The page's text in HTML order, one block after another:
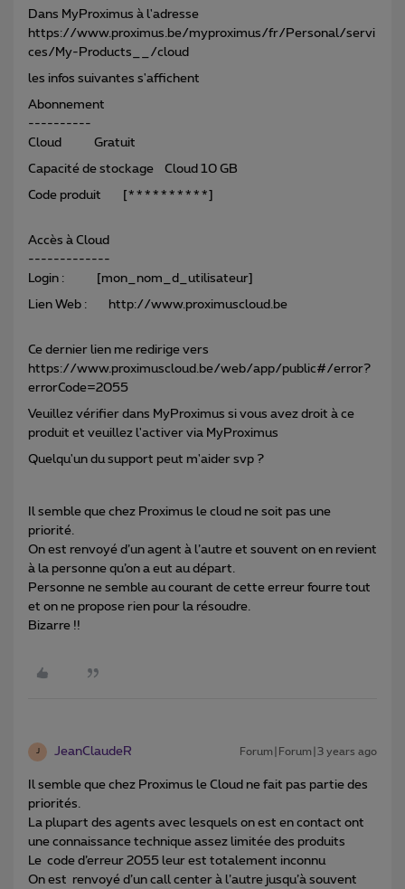
Dans MyProximus à l'adresse
https://www.proximus.be/myproximus/fr/Personal/servi
ces/My-Products__/cloud
les infos suivantes s'affichent
Abonnement
----------
Cloud Gratuit
Capacité de stockage Cloud 10 GB
Code produit [**********]
Accès à Cloud
-------------
Login : [mon_nom_d_utilisateur]
Lien Web : http://www.proximuscloud.be
Ce dernier lien me redirige vers
https://www.proximuscloud.be/web/app/public#/error?
errorCode=2055
Veuillez vérifier dans MyProximus si vous avez droit à ce
produit et veuillez l'activer via MyProximus
Quelqu'un du support peut m'aider svp ?
Il semble que chez Proximus le cloud ne soit pas une
priorité.
On est renvoyé d’un agent à l’autre et souvent on en revient
à la personne qu’on a eut au départ.
Personne ne semble au courant de cette erreur fourre tout
et on ne propose rien pour la résoudre.
Bizarre !!
J JeanClaudeR Forum|Forum|3 years ago
Il semble que chez Proximus le Cloud ne fait pas partie des
priorités.
La plupart des agents avec lesquels on est en contact ont
une connaissance technique assez limitée des produits
Le code d’erreur 2055 leur est totalement inconnu
On est renvoyé d’un call center à l’autre jusqu’à souvent